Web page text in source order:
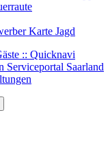
Karte Jagd
:: Quicknavi
Serviceportal Saarland